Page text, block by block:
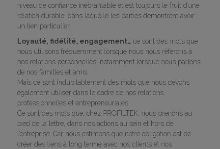
niveau de confiance inébranlable et est toujours le fruit d’une
relation durable, dans laquelle les parties démontrent avoir
un lien particulier.
Loyauté, fidélité, engagement… ce sont des mots que
nous utilisons fréquemment lorsque nous nous référons à
nos relations personnelles, notamment lorsque nous parlons
de nos familles et amis.
Mais ce sont indubitablement des mots que nous devons
également utiliser dans le cadre de nos relations
professionnelles et entrepreneuriales.
Ce sont des mots que, chez PROFILTEK, nous prenons au
pied de la lettre, dans nos actions au sein et hors de
l’entreprise. Car nous estimons que notre obligation est de
créer des liens à long terme avec nos clients et nos